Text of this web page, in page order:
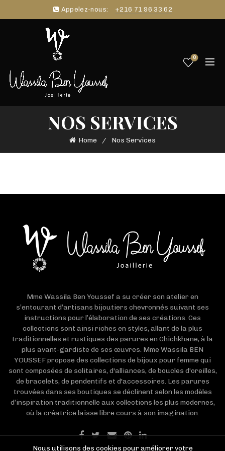
Appelez-nous: +216 71 96 33 62
0
NOS SERVICES
Home Nos Services
Mme Wassila Ben Youssef a su créer son atelier en
s’entourant d’artisans bijoutiers chevronnés suivant ses
instructions pour l’élaboration de ses créations. Ces
collections sont ainsi riches en styles, allant de la plus
traditionnelles et rustiques des parures en Chichkhane, à la
plus avant-gardiste de ses œuvres. Mme Wassila BEN
YOUSSEF propose des collections de bijoux pour femme qui
sont composées de solitaires, d'alliances, de boucles d'oreilles,
de bracelets, de pendentifs et d'accessoires. Les parures
trouvées dans ses boutiques se déclinent selon les modèles
d’inspiration traditionnelle aux collections les plus modernes,
où la créatrice laisse libre cours à son imagination.
Nous utilisons des cookies pour améliorer votre